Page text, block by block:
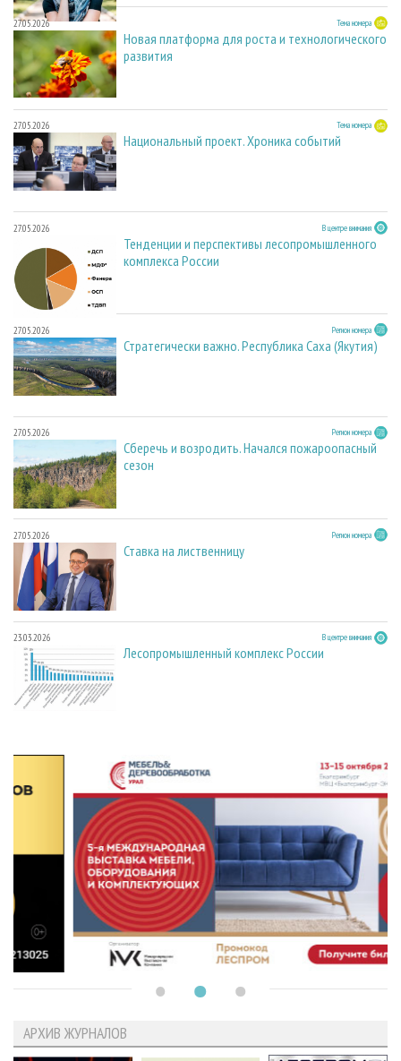
27.05.2026 Тема номера
Новая платформа для роста и технологического
развития
27.05.2026 Тема номера
Национальный проект. Хроника событий
27.05.2026 В центре внимания
Тенденции и перспективы лесопромышленного
комплекса России
27.05.2026 Регион номера
Стратегически важно. Республика Саха (Якутия)
27.05.2026 Регион номера
Сберечь и возродить. Начался пожароопасный
сезон
27.05.2026 Регион номера
Ставка на лиственницу
23.03.2026 В центре внимания
Лесопромышленный комплекс России
АРХИВ ЖУРНАЛОВ